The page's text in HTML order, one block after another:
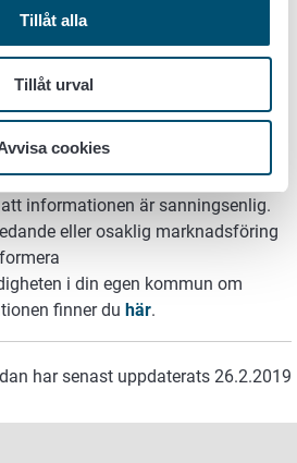
Tillåt alla
Tillåt urval
cookies
lider av ledinflammation,
informationen är sanningsenlig.
eller osaklig marknadsföring
i din egen kommun om
finner du här.
har senast uppdaterats 26.2.2019